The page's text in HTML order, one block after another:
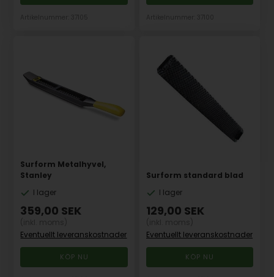
Surform Metalhyvel,
Stanley
I lager
359,00 SEK
Eventuellt leveranskostnader
Surform standard blad
I lager
129,00 SEK
Eventuellt leveranskostnader